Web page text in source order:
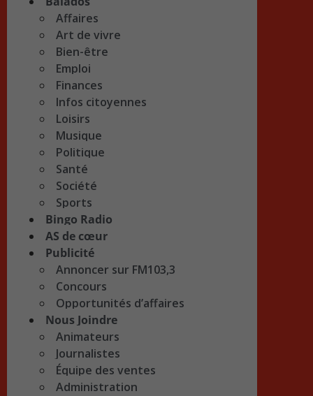
Affaires
Art de vivre
Bien-être
Emploi
Finances
Infos citoyennes
Loisirs
Musique
Politique
Santé
Société
Sports
Bingo Radio
AS de cœur
Publicité
Annoncer sur FM103,3
Concours
Opportunités d’affaires
Nous Joindre
Animateurs
Journalistes
Équipe des ventes
Administration